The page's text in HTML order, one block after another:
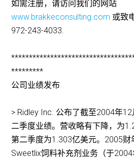
如需注册，请访问我们的网站
www.brakkeconsulting.com 或致
972-243-4033.
*********
公司业绩发布
> Ridley Inc. 公布了截至2004年
二季度业绩。营收略有下降，为
第二季度为1.303亿美元。2005财
Sweetlix饲料补充剂业务（于2004